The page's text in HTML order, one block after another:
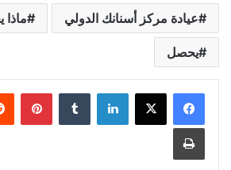
عيادة مركز أسنانك الدولي
يحصل
لينكدإن
طباعة